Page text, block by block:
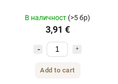
В наличност (>5 бр)
3,91 €
Add to cart